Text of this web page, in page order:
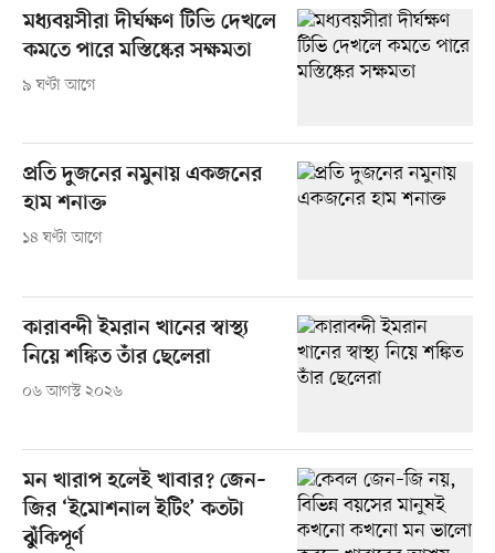
মধ্যবয়সীরা দীর্ঘক্ষণ টিভি দেখলে
কমতে পারে মস্তিষ্কের সক্ষমতা
৯ ঘণ্টা আগে
প্রতি দুজনের নমুনায় একজনের
হাম শনাক্ত
১৪ ঘণ্টা আগে
কারাবন্দী ইমরান খানের স্বাস্থ্য
নিয়ে শঙ্কিত তাঁর ছেলেরা
০৬ আগস্ট ২০২৬
মন খারাপ হলেই খাবার? জেন–
জির ‘ইমোশনাল ইটিং’ কতটা
ঝুঁকিপূর্ণ